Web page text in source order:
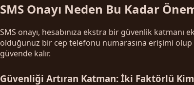
SMS Onayı Neden Bu Kadar
SMS onayı, hesabınıza ekstra bir güvenlik
olduğunuz bir cep telefonu numarasına erişimi olup
güvende kalır.
Güvenliği Artıran Katman: İki Faktörlü